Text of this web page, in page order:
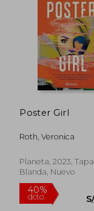
Poster Girl
Roth, Veronica
Planeta, 2023, Tapa
Blanda, Nuevo